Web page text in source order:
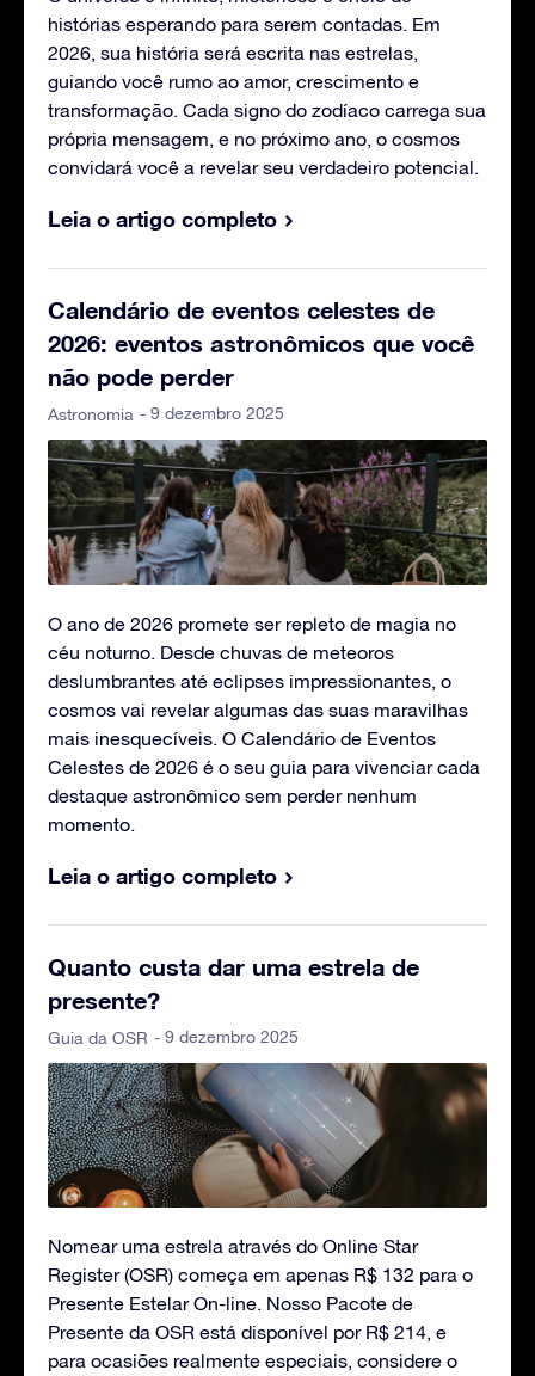
histórias esperando para serem contadas. Em
2026, sua história será escrita nas estrelas,
guiando você rumo ao amor, crescimento e
transformação. Cada signo do zodíaco carrega sua
própria mensagem, e no próximo ano, o cosmos
convidará você a revelar seu verdadeiro potencial.
Leia o artigo completo
Calendário de eventos celestes de
2026: eventos astronômicos que você
não pode perder
Astronomia - 9 dezembro 2025
O ano de 2026 promete ser repleto de magia no
céu noturno. Desde chuvas de meteoros
deslumbrantes até eclipses impressionantes, o
cosmos vai revelar algumas das suas maravilhas
mais inesquecíveis. O Calendário de Eventos
Celestes de 2026 é o seu guia para vivenciar cada
destaque astronômico sem perder nenhum
momento.
Leia o artigo completo
Quanto custa dar uma estrela de
presente?
Guia da OSR - 9 dezembro 2025
Nomear uma estrela através do Online Star
Register (OSR) começa em apenas R$ 132 para o
Presente Estelar On-line. Nosso Pacote de
Presente da OSR está disponível por R$ 214, e
para ocasiões realmente especiais, considere o